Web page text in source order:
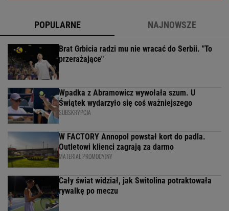
POPULARNE NAJNOWSZE
Brat Grbicia radzi mu nie wracać do Serbii. "To
przerażające"
Wpadka z Abramowicz wywołała szum. U
Świątek wydarzyło się coś ważniejszego
SUBSKRYPCJA
W FACTORY Annopol powstał kort do padla.
Outletowi klienci zagrają za darmo
MATERIAŁ PROMOCYJNY
Cały świat widział, jak Switolina potraktowała
rywalkę po meczu